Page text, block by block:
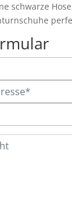
schwarze